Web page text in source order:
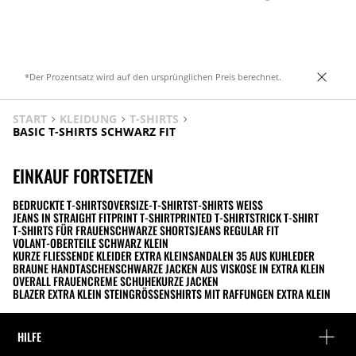
*Der Prozentsatz wird auf den ursprünglichen Preis berechnet.
START KLEIDUNG
T-SHIRTS
BASIC T-SHIRTS SCHWARZ FIT
EINKAUF FORTSETZEN
BEDRUCKTE T-SHIRTSOVERSIZE-T-SHIRTST-SHIRTS WEISS
JEANS IN STRAIGHT FITPRINT T-SHIRTPRINTED T-SHIRTSTRICK T-SHIRT
T-SHIRTS FÜR FRAUENSCHWARZE SHORTSJEANS REGULAR FIT
VOLANT-OBERTEILE SCHWARZ KLEIN
KURZE FLIESSENDE KLEIDER EXTRA KLEIN SANDALEN 35 AUS KUHLEDER
BRAUNE HANDTASCHENSCHWARZE JACKEN AUS VISKOSE IN EXTRA KLEIN
OVERALL FRAUENCREME SCHUHEKURZE JACKEN
BLAZER EXTRA KLEIN STEINGRÖSSEN SHIRTS MIT RAFFUNGEN EXTRA KLEIN
HILFE